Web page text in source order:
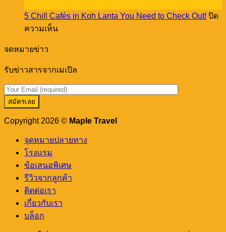
พา
ชิม
ร้าน
เด็ด
ภูเก็ต
เขา
หลัก
5 Chill Cafés in Koh Lanta You Need to Check Out! ปิด
ความเห็นบน
Koh
Lanta
You
Check
จดหมายข่าว
รับข่าวสารจากเมเปิล
Copyright 2026 © Maple Travel
จุดหมายปลายทาง
โรงแรม
ข้อเสนอพิเศษ
รีวิวจากลูกค้า
ติดต่อเรา
เกี่ยวกับเรา
บล็อก